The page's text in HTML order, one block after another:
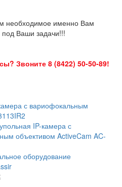
необходимое именно Вам
Ваши задачи!!!
Звоните 8 (8422) 50-50-89!
IP-камера с
объективом ActiveCam AC-
оборудование